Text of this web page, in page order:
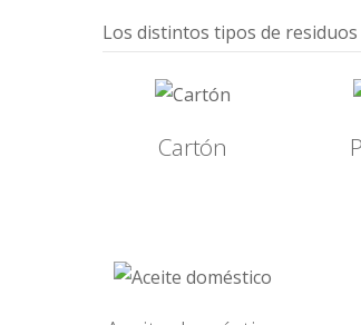
Los distintos tipos de
Cartón